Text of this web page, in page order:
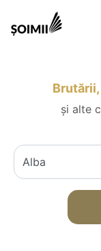
și alte